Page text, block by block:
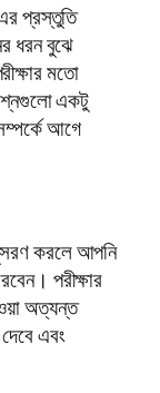
প্রস্তুতি
ধরন বুঝে
মতো
একটু
আগে
করলে আপনি
পরীক্ষার
অত্যন্ত
এবং